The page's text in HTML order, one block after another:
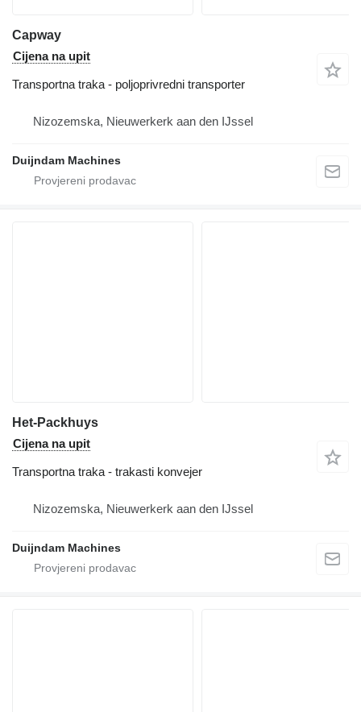
Capway
Cijena na upit
Transportna traka - poljoprivredni transporter
Nizozemska, Nieuwerkerk aan den IJssel
Duijndam Machines
Het-Packhuys
Cijena na upit
Transportna traka - trakasti konvejer
Nizozemska, Nieuwerkerk aan den IJssel
Duijndam Machines